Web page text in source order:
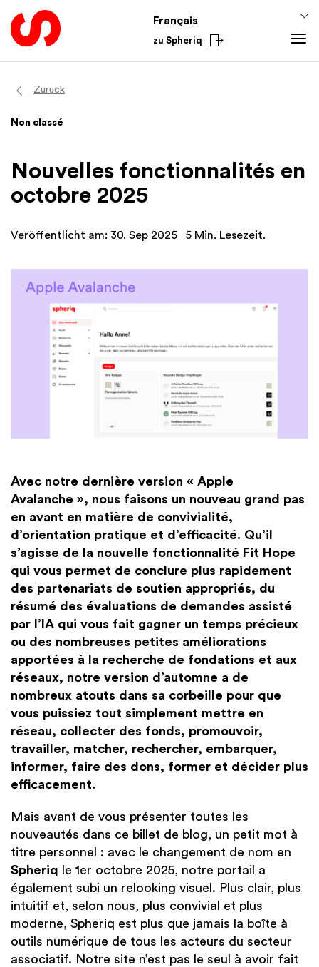
Français
zu Spheriq
Répertoire
Recherche
Outils de collecte de fonds
Conseils pour la collecte de fonds
Finances
Academy
Du secteur
International
Zurück
Non classé
Nouvelles fonctionnalités en
octobre 2025
Veröffentlicht am: 30. Sep 2025 5 Min. Lesezeit.
Avec notre dernière version « Apple
Avalanche », nous faisons un nouveau grand pas
en avant en matière de convivialité,
d’orientation pratique et d’efficacité. Qu’il
s’agisse de la nouvelle fonctionnalité Fit Hope
qui vous permet de conclure plus rapidement
des partenariats de soutien appropriés, du
résumé des évaluations de demandes assisté
par l’IA qui vous fait gagner un temps précieux
ou des nombreuses petites améliorations
apportées à la recherche de fondations et aux
réseaux, notre version d’automne a de
nombreux atouts dans sa corbeille pour que
vous puissiez tout simplement mettre en
réseau, collecter des fonds, promouvoir,
travailler, matcher, rechercher, embarquer,
informer, faire des dons, former et décider plus
efficacement.
Mais avant de vous présenter toutes les
nouveautés dans ce billet de blog, un petit mot à
titre personnel : avec le changement de nom en
Spheriq le 1er octobre 2025, notre portail a
également subi un relooking visuel. Plus clair, plus
intuitif et, selon nous, plus convivial et plus
moderne, Spheriq est plus que jamais la boîte à
outils numérique de tous les acteurs du secteur
associatif. Notre site n’est pas le seul à avoir fait